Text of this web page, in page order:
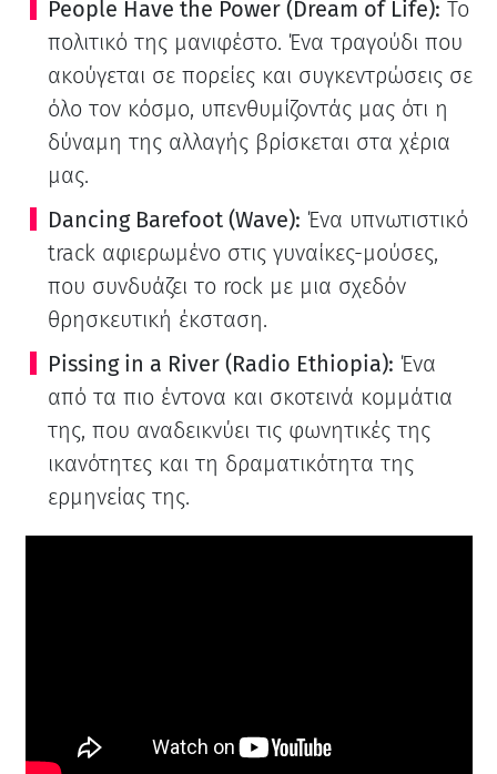
People Have the Power (Dream of Life): Το
πολιτικό της μανιφέστο. Ένα τραγούδι που
ακούγεται σε πορείες και συγκεντρώσεις σε
όλο τον κόσμο, υπενθυμίζοντάς μας ότι η
δύναμη της αλλαγής βρίσκεται στα χέρια
μας.
Dancing Barefoot (Wave): Ένα υπνωτιστικό
track αφιερωμένο στις γυναίκες-μούσες,
που συνδυάζει το rock με μια σχεδόν
θρησκευτική έκσταση.
Pissing in a River (Radio Ethiopia): Ένα
από τα πιο έντονα και σκοτεινά κομμάτια
της, που αναδεικνύει τις φωνητικές της
ικανότητες και τη δραματικότητα της
ερμηνείας της.